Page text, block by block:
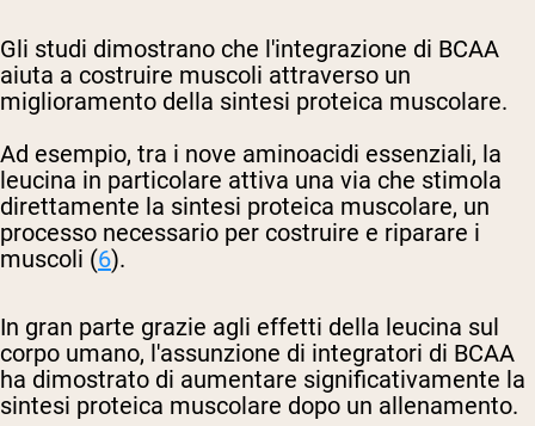
Gli studi dimostrano che l'integrazione di BCAA
aiuta a costruire muscoli attraverso un
miglioramento della sintesi proteica muscolare.
Ad esempio, tra i nove aminoacidi essenziali, la
leucina in particolare attiva una via che stimola
direttamente la sintesi proteica muscolare, un
processo necessario per costruire e riparare i
muscoli (6).
In gran parte grazie agli effetti della leucina sul
corpo umano, l'assunzione di integratori di BCAA
ha dimostrato di aumentare significativamente la
sintesi proteica muscolare dopo un allenamento.